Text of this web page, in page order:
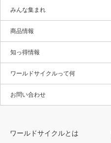
みんな集まれ
商品情報
知っ得情報
ワールドサイクルって何
お問い合わせ
ワールドサイクルとは